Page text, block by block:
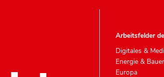
Arbeitsfelder
Digitales &
Energie &
Europa